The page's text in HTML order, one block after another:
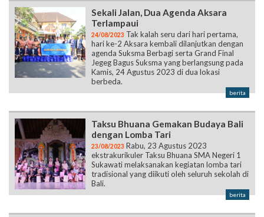
Sekali Jalan, Dua Agenda Aksara
Terlampaui
24/08/2023 Tak kalah seru dari hari pertama,
hari ke-2 Aksara kembali dilanjutkan dengan
agenda Suksma Berbagi serta Grand Final
Jegeg Bagus Suksma yang berlangsung pada
Kamis, 24 Agustus 2023 di dua lokasi
berbeda.
berita
Taksu Bhuana Gemakan Budaya Bali
dengan Lomba Tari
23/08/2023 Rabu, 23 Agustus 2023
ekstrakurikuler Taksu Bhuana SMA Negeri 1
Sukawati melaksanakan kegiatan lomba tari
tradisional yang diikuti oleh seluruh sekolah di
Bali.
berita